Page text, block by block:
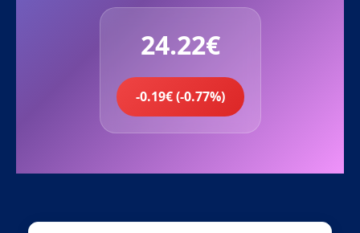
24.22€
-0.19€ (-0.77%)